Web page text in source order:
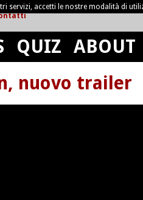
QUIZ ABOUT
nuovo trailer
servizi, accetti le nostre modalità di